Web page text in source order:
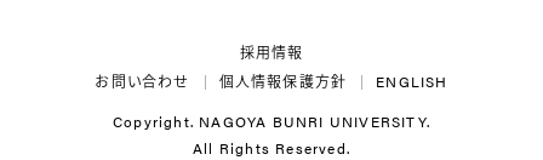
ENGLISH
個人情報保護方針
お問い合わせ
採用情報
Copyright. NAGOYA BUNRI UNIVERSITY.
All Rights Reserved.